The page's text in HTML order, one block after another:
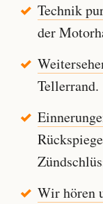
Technik
der
Tellerrand.
Wir hören